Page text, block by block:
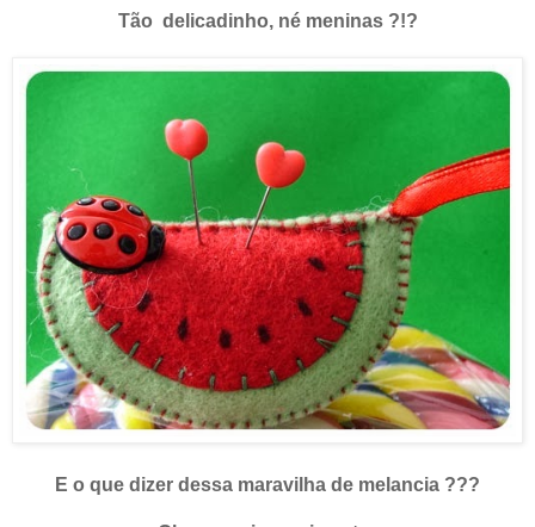
Tão delicadinho, né meninas ?!?
E o que dizer dessa maravilha de melancia ???